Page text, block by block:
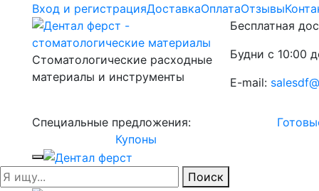
Вход и регистрацияДоставкаОплатаОтзывы
Стоматологические расходные
материалы и инструменты
Бесплатная
Будни с 10:00
E-mail:
Специальные предложения:
Купоны
Поиск